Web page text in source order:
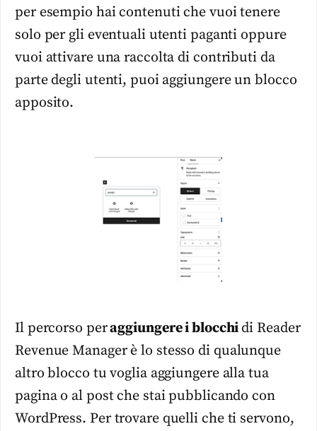
per esempio hai contenuti che vuoi tenere
solo per gli eventuali utenti paganti oppure
vuoi attivare una raccolta di contributi da
parte degli utenti, puoi aggiungere un blocco
apposito.
Il percorso peraggiungere i blocchi di Reader
Revenue Manager è lo stesso di qualunque
altro blocco tu voglia aggiungere alla tua
pagina o al post che stai pubblicando con
WordPress. Per trovare quelli che ti servono,